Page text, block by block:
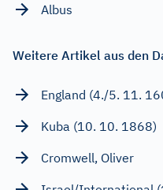
Albus
Weitere Artikel aus den
England (4./5. 11.
Kuba (10. 10. 1868)
Cromwell, Oliver